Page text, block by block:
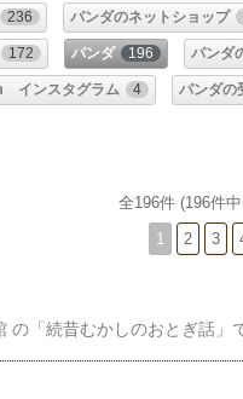
236 パンダのネットショップ
172 パンダ 196 パンダ
インスタグラム 4 パンダの
全196件 (196件
1 2 3